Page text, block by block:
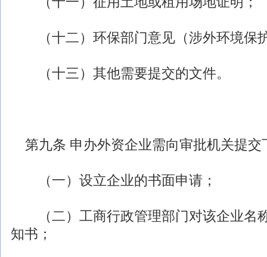
（十二）环保部门意见（涉外环境保
（十三）其他需要提交的文件。
第九条 申办外资企业需向审批机关提交
（一）设立企业的书面申请；
（二）工商行政管理部门对该企业名
知书；